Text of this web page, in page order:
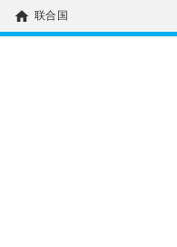
home 联合国